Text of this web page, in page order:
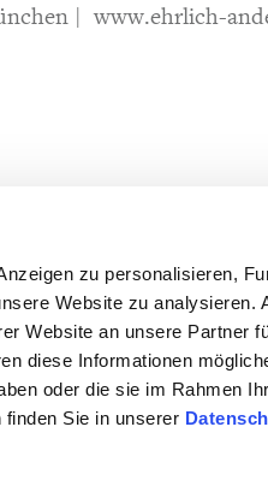
zu personalisieren,
Website zu analysieren.
Website an unsere Partner
diese Informationen
oder die sie im Rahmen
Sie in unserer
|www.ehrlich-